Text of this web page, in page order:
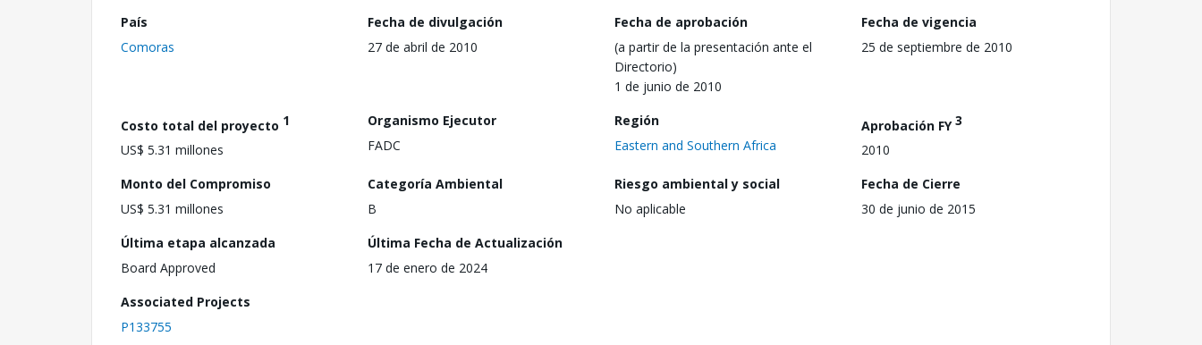
País
Comoras
Fecha de divulgación
27 de abril de 2010
Fecha de aprobación
(a partir de la presentación ante el
Directorio)
1 de junio de 2010
Fecha de vigencia
25 de septiembre de 2010
Costo total del proyecto 1
US$ 5.31 millones
Organismo Ejecutor
FADC
Región
Eastern and Southern Africa
Aprobación FY3
2010
Monto del Compromiso
US$ 5.31 millones
Categoría Ambiental
B
Riesgo ambiental y social
No aplicable
Fecha de Cierre
30 de junio de 2015
Última etapa alcanzada
Board Approved
Última Fecha de Actualización
17 de enero de 2024
Associated Projects
P133755